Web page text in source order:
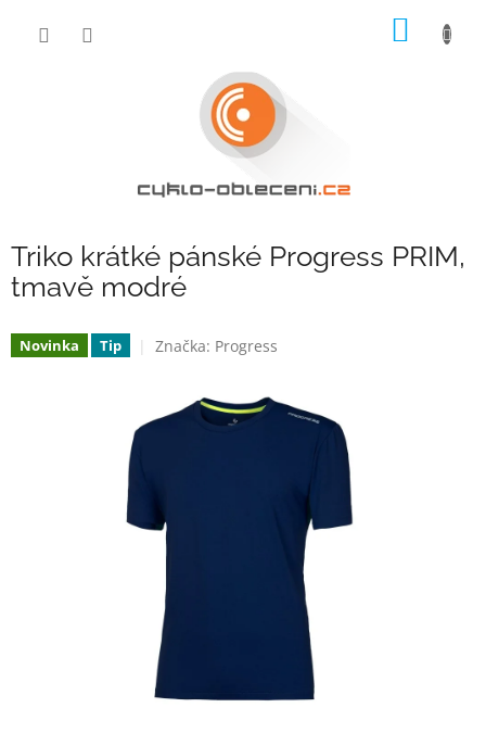
Triko krátké pánské Progress PRIM,
tmavě modré
Novinka Tip Značka: Progress